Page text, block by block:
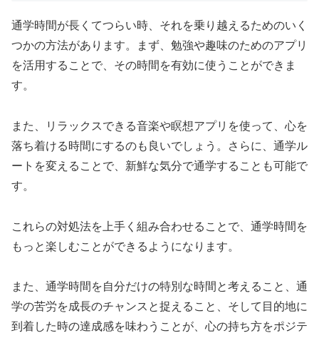
通学時間が長くてつらい時、それを乗り越えるためのいく
つかの方法があります。まず、勉強や趣味のためのアプリ
を活用することで、その時間を有効に使うことができま
す。
また、リラックスできる音楽や瞑想アプリを使って、心を
落ち着ける時間にするのも良いでしょう。さらに、通学ル
ートを変えることで、新鮮な気分で通学することも可能で
す。
これらの対処法を上手く組み合わせることで、通学時間を
もっと楽しむことができるようになります。
また、通学時間を自分だけの特別な時間と考えること、通
学の苦労を成長のチャンスと捉えること、そして目的地に
到着した時の達成感を味わうことが、心の持ち方をポジテ